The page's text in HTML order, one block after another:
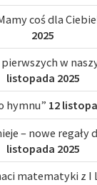
coś dla
2025
w
listopada 2025
hymnu” 12
– nowe regały
listopada 2025
matematyki z I